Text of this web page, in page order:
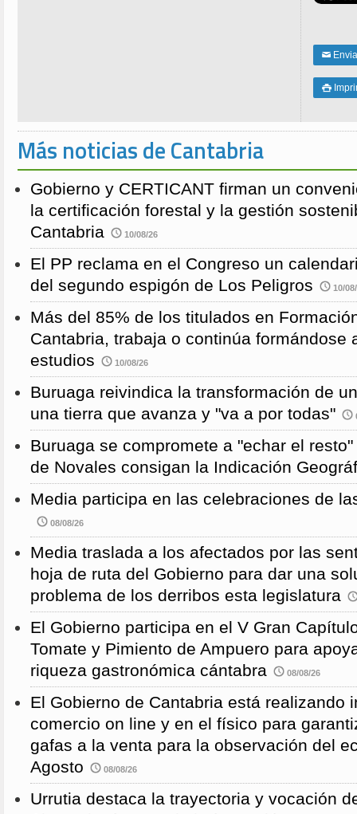
✉

Más noticias de Cantabria
Gobierno y CERTICANT firman un
la certificación forestal y la gestión
Cantabria
10/08/26
El PP reclama en el Congreso un
del segundo espigón de Los Peligros
10/
Más del 85% de los titulados en
Cantabria, trabaja o continúa formándose
estudios
10/08/26
Buruaga reivindica la transformación de
una tierra que avanza y "va a por todas"
Buruaga se compromete a "echar el
de Novales consigan la Indicación
Media participa en las celebraciones de
08/08/26
Media traslada a los afectados por las
hoja de ruta del Gobierno para dar una
problema de los derribos esta legislatura
El Gobierno participa en el V Gran
Tomate y Pimiento de Ampuero para
riqueza gastronómica cántabra
08/08/26
El Gobierno de Cantabria está realizando
comercio on line y en el físico para
gafas a la venta para la observación del
Agosto
08/08/26
Urrutia destaca la trayectoria y vocación